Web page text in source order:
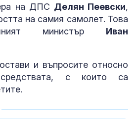
на ДПС Делян Пеевски,
на самия самолет. Това
министър Иван
и въпросите относно
с които са